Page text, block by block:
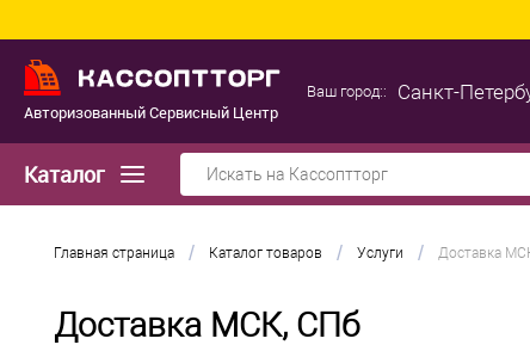
Авторизованный Сервисный Центр
Ваш город:: Санкт-
Каталог
Главная страница / Каталог товаров / Услуги / Доставка
Доставка МСК, СПб